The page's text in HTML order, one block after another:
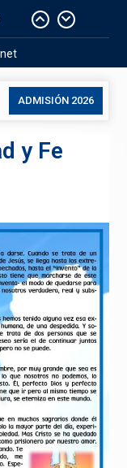
ADMISIÓN 2026
y Fe